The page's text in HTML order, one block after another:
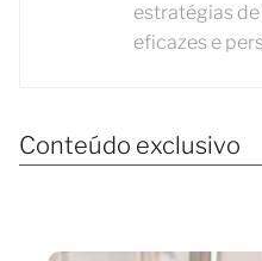
estratégias
eficazes e
Conteúdo exclusivo